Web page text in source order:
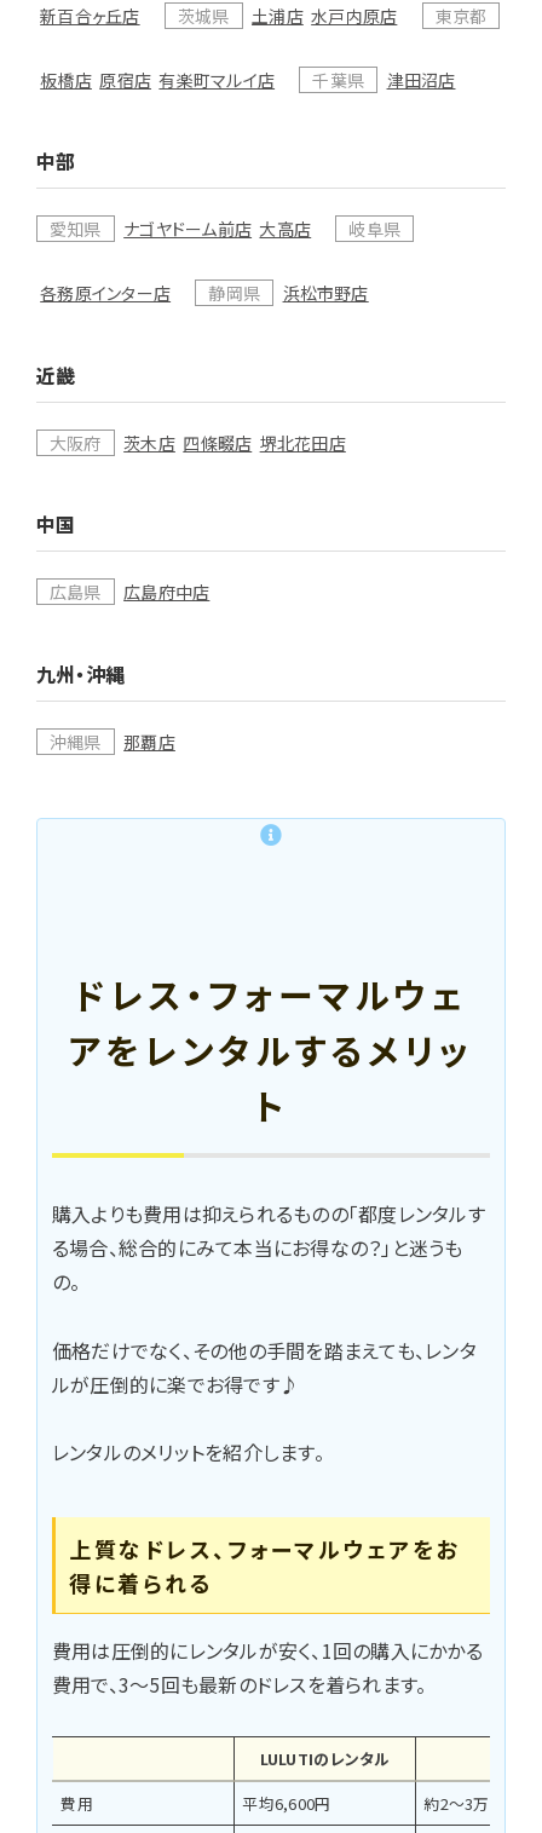
新百合ヶ丘店 茨城県 土浦店 水戸内原店 東京都
板橋店 原宿店 有楽町マルイ店 千葉県 津田沼店
中部
愛知県 ナゴヤドーム前店 大高店 岐阜県
各務原インター店 静岡県 浜松市野店
近畿
大阪府 茨木店 四條畷店 堺北花田店
中国
広島県 広島府中店
九州・沖縄
沖縄県 那覇店
ドレス・フォーマルウェ
アをレンタルするメリッ
ト
購入よりも費用は抑えられるものの「都度レンタルす
る場合、総合的にみて本当にお得なの？」と迷うも
の。
価格だけでなく、その他の手間を踏まえても、レンタ
ルが圧倒的に楽でお得です♪
レンタルのメリットを紹介します。
上質なドレス、フォーマルウェアをお
得に着られる
費用は圧倒的にレンタルが安く、1回の購入にかかる
費用で、3〜5回も最新のドレスを着られます。
LULUTIのレンタル
費用
平均6,600円
約2〜3万円